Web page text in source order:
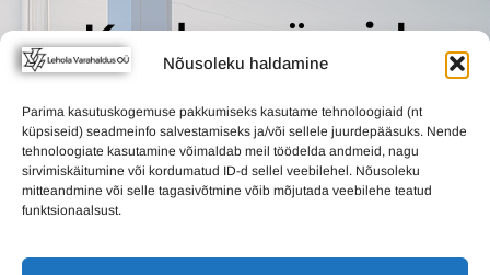
Nõusoleku haldamine
Parima kasutuskogemuse pakkumiseks kasutame tehnoloogiaid (nt
küpsiseid) seadmeinfo salvestamiseks ja/või sellele juurdepääsuks. Nende
tehnoloogiate kasutamine võimaldab meil töödelda andmeid, nagu
sirvimiskäitumine või kordumatud ID-d sellel veebilehel. Nõusoleku
mitteandmine või selle tagasivõtmine võib mõjutada veebilehe teatud
funktsionaalsust.
Kaubamärgid